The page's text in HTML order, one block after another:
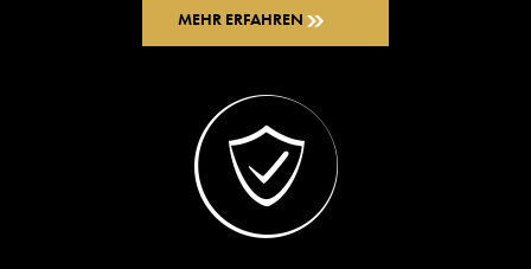
MEHR ERFAHREN